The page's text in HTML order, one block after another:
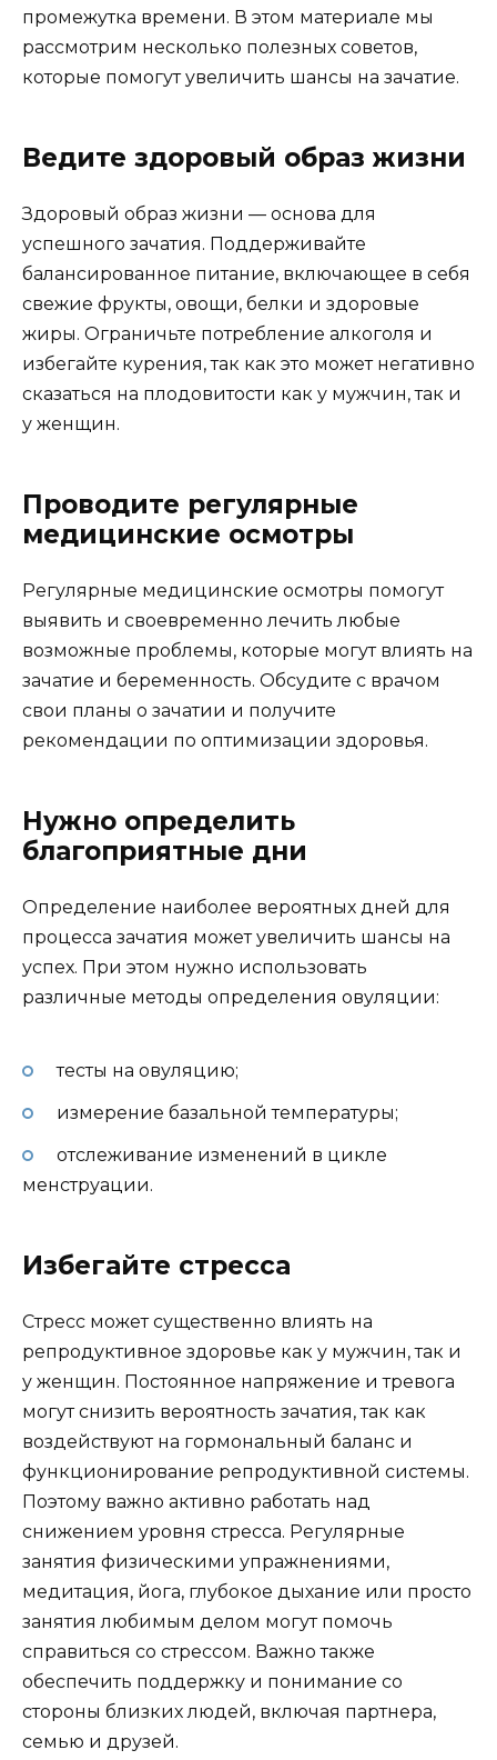
промежутка времени. В этом материале мы
рассмотрим несколько полезных советов,
которые помогут увеличить шансы на зачатие.
Ведите здоровый образ жизни
Здоровый образ жизни — основа для
успешного зачатия. Поддерживайте
балансированное питание, включающее в себя
свежие фрукты, овощи, белки и здоровые
жиры. Ограничьте потребление алкоголя и
избегайте курения, так как это может негативно
сказаться на плодовитости как у мужчин, так и
у женщин.
Проводите регулярные
медицинские осмотры
Регулярные медицинские осмотры помогут
выявить и своевременно лечить любые
возможные проблемы, которые могут влиять на
зачатие и беременность. Обсудите с врачом
свои планы о зачатии и получите
рекомендации по оптимизации здоровья.
Нужно определить
благоприятные дни
Определение наиболее вероятных дней для
процесса зачатия может увеличить шансы на
успех. При этом нужно использовать
различные методы определения овуляции:
тесты на овуляцию;
измерение базальной температуры;
отслеживание изменений в цикле
менструации.
Избегайте стресса
Стресс может существенно влиять на
репродуктивное здоровье как у мужчин, так и
у женщин. Постоянное напряжение и тревога
могут снизить вероятность зачатия, так как
воздействуют на гормональный баланс и
функционирование репродуктивной системы.
Поэтому важно активно работать над
снижением уровня стресса. Регулярные
занятия физическими упражнениями,
медитация, йога, глубокое дыхание или просто
занятия любимым делом могут помочь
справиться со стрессом. Важно также
обеспечить поддержку и понимание со
стороны близких людей, включая партнера,
семью и друзей.